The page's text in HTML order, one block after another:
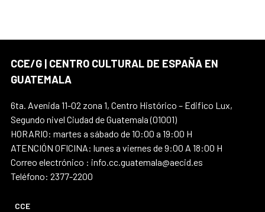
CCE/G | CENTRO CULTURAL DE ESPAÑA EN
GUATEMALA
6ta. Avenida 11-02 zona 1, Centro Histórico – Edifico Lux,
Segundo nivel Ciudad de Guatemala (01001)
HORARIO: martes a sábado de 10:00 a 19:00 H
ATENCIÓN OFICINA: lunes a viernes de 9:00 A 18:00 H
Correo electrónico : info.cc.guatemala@aecid.es
Teléfono: 2377-2200
CCE